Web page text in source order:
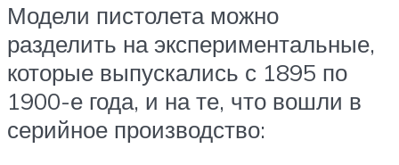
Модели пистолета можно
разделить на экспериментальные,
которые выпускались с 1895 по
1900-е года, и на те, что вошли в
серийное производство: